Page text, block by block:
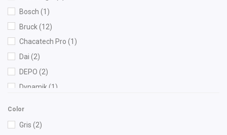
Bosch (1)
Bruck(12)
Chacatech Pro (1)
Dai (2)
DEPO (2)
Dynamik(1)
Color
Gris (2)